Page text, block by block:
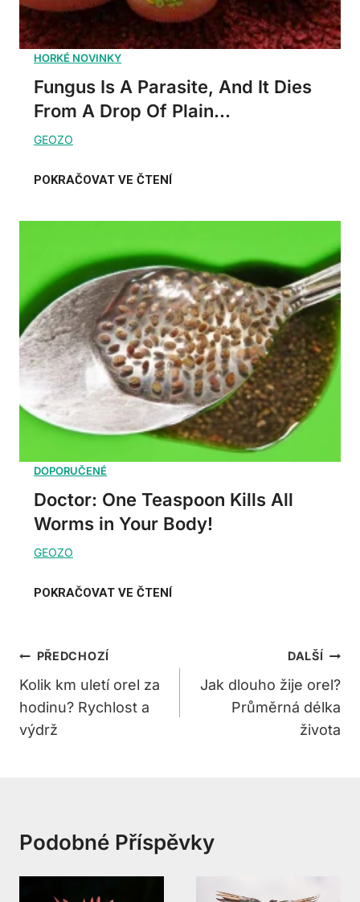
Fungus Is A Parasite, And It Dies
From A Drop Of Plain...
Doctor: One Teaspoon Kills All
Worms in Your Body!
Navigace
Pro
Příspěvek
PŘEDCHOZÍ
Kolik km uletí orel za
hodinu? Rychlost a
výdrž
DALŠÍ
Jak dlouho žije orel?
Průměrná délka
života
Podobné Příspěvky